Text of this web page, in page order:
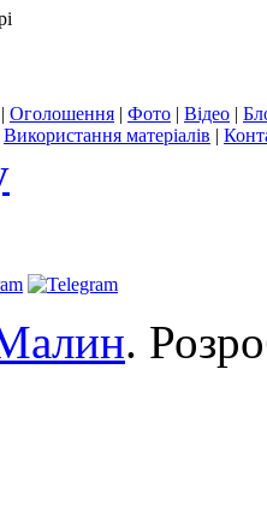
| Оголошення | Фото | Відео |
Використання матеріалів |
.